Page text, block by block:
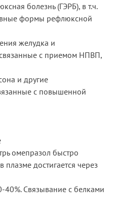
болезнь (ГЭРБ), в т.ч.
формы рефлюксной
желудка и
с приемом НПВП,
и другие
с повышенной
омепразол быстро
достигается через
40%. Связывание с белками